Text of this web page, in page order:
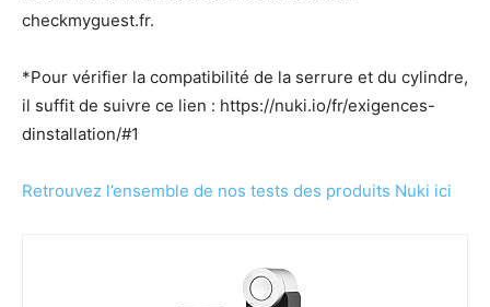
checkmyguest.fr.
*Pour vérifier la compatibilité de la serrure et du cylindre,
il suffit de suivre ce lien : https://nuki.io/fr/exigences-
dinstallation/#1
Retrouvez l’ensemble de nos tests des produits Nuki ici